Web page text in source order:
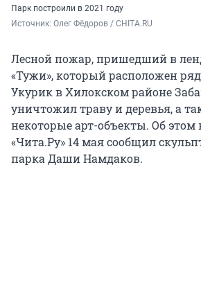
Парк построили в 2021 году
Источник: Олег Фёдоров / CHITA.RU
Лесной пожар, пришедший в
«Тужи», который расположен
Укурик в Хилокском районе
уничтожил траву и деревья, а
некоторые арт-объекты. Об этом
«Чита.Ру» 14 мая сообщил
парка Даши Намдаков.